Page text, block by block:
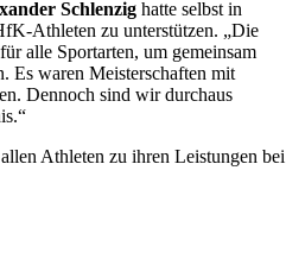
Schlenzig hatte selbst in
Athleten zu unterstützen. „Die
alle Sportarten, um gemeinsam
Es waren Meisterschaften mit
Dennoch sind wir durchaus
Athleten zu ihren Leistungen bei